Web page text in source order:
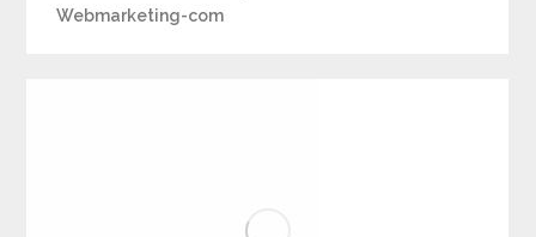
Webmarketing-com